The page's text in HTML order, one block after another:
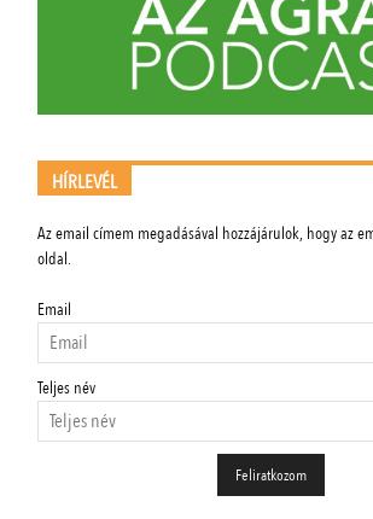
HÍRLEVÉL
Az email címem megadásával hozzájárulok, hogy az
oldal.
Email
Teljes név